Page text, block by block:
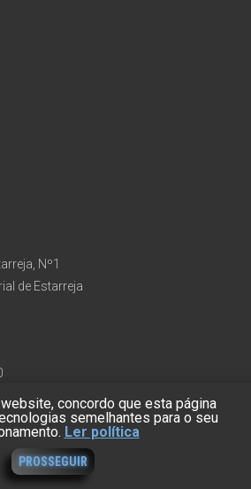
Nº1
de Estarreja
fixa nacional)concordo que esta página
semelhantes para o seu
Ler política
PROSSEGUIR